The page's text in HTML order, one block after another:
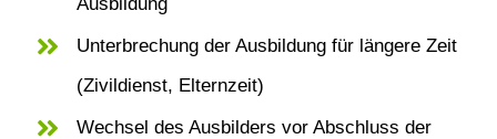
Unterbrechung der Ausbildung für längere Zeit
(Zivildienst, Elternzeit)
Wechsel des Ausbilders vor Abschluss der